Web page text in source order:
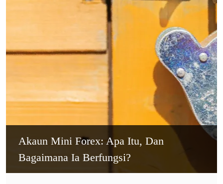
Akaun Mini Forex: Apa Itu, Dan
Bagaimana Ia Berfungsi?